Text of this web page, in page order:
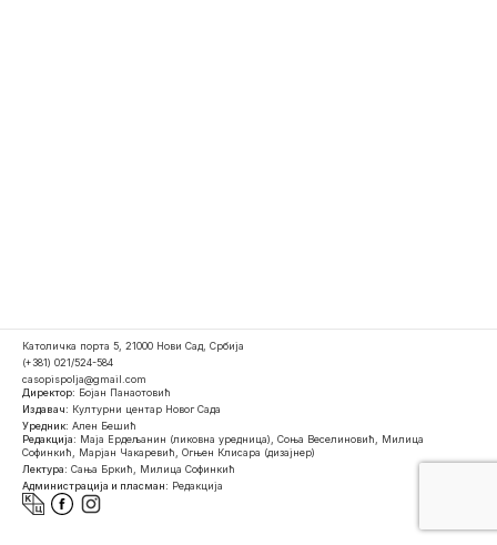
Католичка порта 5, 21000 Нови Сад, Србија
(+381) 021/524-584
casopispolja@gmail.com
Директор: Бојан Панаотовић
Издавач: Културни центар Новог Сада
Уредник: Ален Бешић
Редакција: Маја Ердељанин (ликовна уредница), Соња Веселиновић, Милица
Софинкић, Марјан Чакаревић, Огњен Клисара (дизајнер)
Лектура: Сања Бркић, Милица Софинкић
Администрација и пласман: Редакција